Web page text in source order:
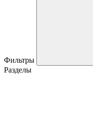
Фильтры
Разделы